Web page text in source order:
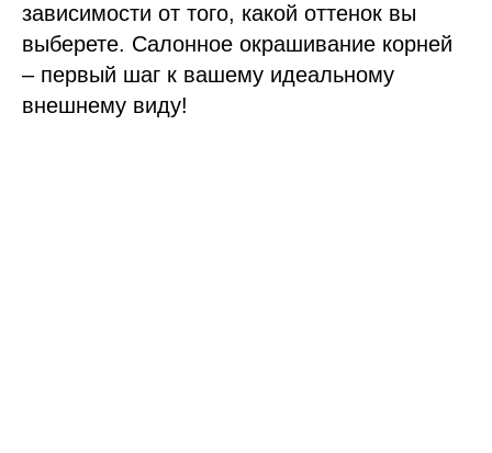
зависимости от того, какой оттенок вы
выберете. Салонное окрашивание корней
– первый шаг к вашему идеальному
внешнему виду!